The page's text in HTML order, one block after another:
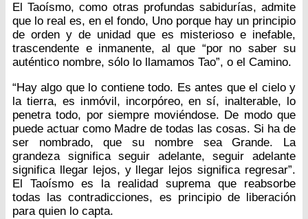
El Taoísmo, como otras profundas sabidurías, admite
que lo real es, en el fondo, Uno porque hay un principio
de orden y de unidad que es misterioso e inefable,
trascendente e inmanente, al que “por no saber su
auténtico nombre, sólo lo llamamos Tao”, o el Camino.
“Hay algo que lo contiene todo. Es antes que el cielo y
la tierra, es inmóvil, incorpóreo, en sí, inalterable, lo
penetra todo, por siempre moviéndose. De modo que
puede actuar como Madre de todas las cosas. Si ha de
ser nombrado, que su nombre sea Grande. La
grandeza significa seguir adelante, seguir adelante
significa llegar lejos, y llegar lejos significa regresar”.
El Taoísmo es la realidad suprema que reabsorbe
todas las contradicciones, es principio de liberación
para quien lo capta.